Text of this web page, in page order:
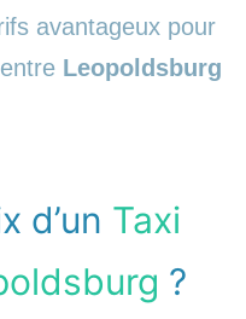
avantageux pour
Leopoldsburg
d’un Taxi
?